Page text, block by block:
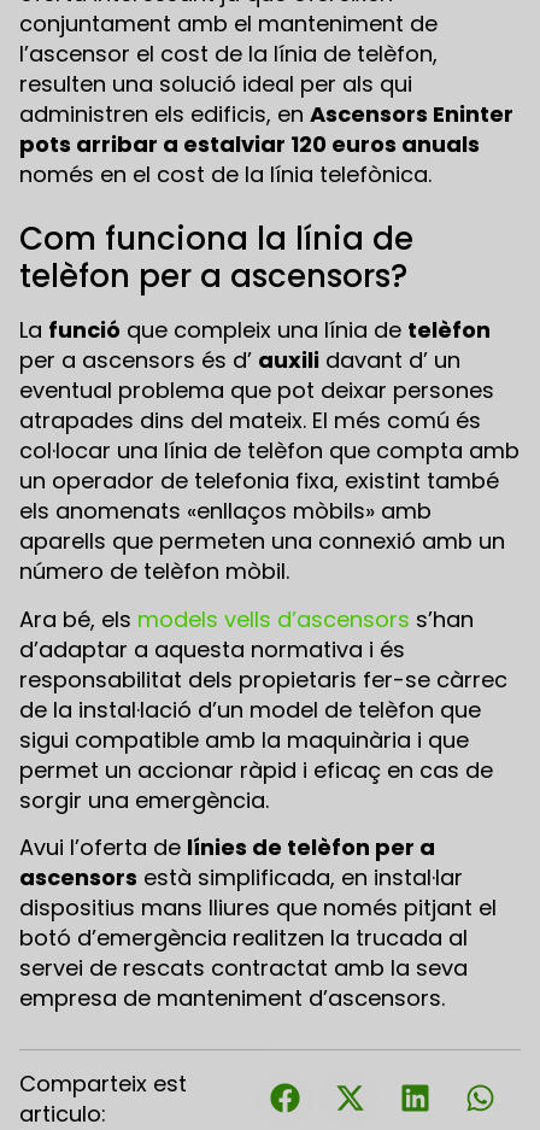
conjuntament amb el manteniment de
l’ascensor el cost de la línia de telèfon,
resulten una solució ideal per als qui
administren els edificis, en Ascensors Eninter
pots arribar a estalviar 120 euros anuals
només en el cost de la línia telefònica.
Com funciona la línia de
telèfon per a ascensors?
La funció que compleix una línia de telèfon
per a ascensors és d’ auxili davant d’ un
eventual problema que pot deixar persones
atrapades dins del mateix. El més comú és
col·locar una línia de telèfon que compta amb
un operador de telefonia fixa, existint també
els anomenats «enllaços mòbils» amb
aparells que permeten una connexió amb un
número de telèfon mòbil.
Ara bé, els models vells d’ascensors s’han
d’adaptar a aquesta normativa i és
responsabilitat dels propietaris fer-se càrrec
de la instal·lació d’un model de telèfon que
sigui compatible amb la maquinària i que
permet un accionar ràpid i eficaç en cas de
sorgir una emergència.
Avui l’oferta de línies de telèfon per a
ascensors està simplificada, en instal·lar
dispositius mans lliures que només pitjant el
botó d’emergència realitzen la trucada al
servei de rescats contractat amb la seva
empresa de manteniment d’ascensors.
Comparteix est
articulo: